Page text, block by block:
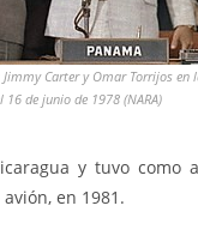
Carter y Omar Torrijos en
de junio de 1978 (NARA)
y tuvo como
en 1981.